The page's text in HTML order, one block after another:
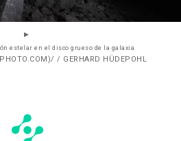
estelar en el disco grueso de la galaxia
/ GERHARD HÜDEPOHL